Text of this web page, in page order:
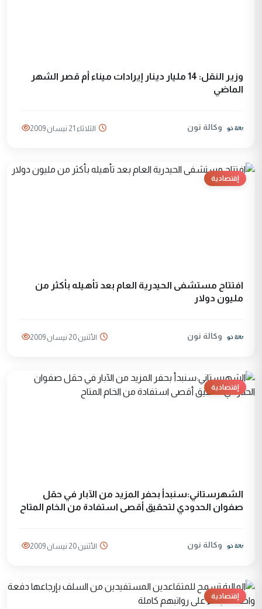
وزير النقل: 14 مليار دينار إيرادات ميناء أم قصر الشهر
الماضي
وكالة نون الثلاثاء 21 نيسان 2009
إقتصادية
افتتاح مستشفى الحيدرية العام بعد تأهيله بأكثر من
مليون دولار
وكالة نون الأثنين 20 نيسان 2009
إقتصادية
الشهرستاني:سنبدأ بحفر المزيد من الآبار في حقل
صفوان الحدودي لتحقيق أقصى استفادة من الخام المتاح
وكالة نون الأثنين 20 نيسان 2009
إقتصادية